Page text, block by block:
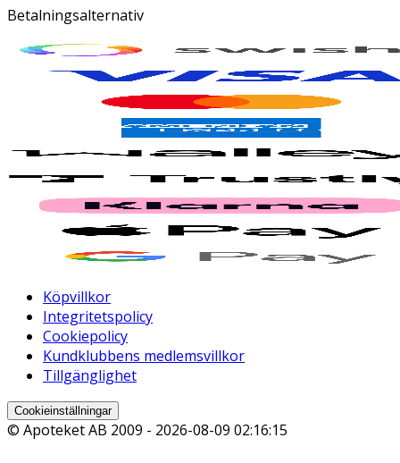
Betalningsalternativ
Köpvillkor
Integritetspolicy
Cookiepolicy
Kundklubbens medlemsvillkor
Tillgänglighet
Cookieinställningar
© Apoteket AB 2009 - 2026-08-09 02:16:15